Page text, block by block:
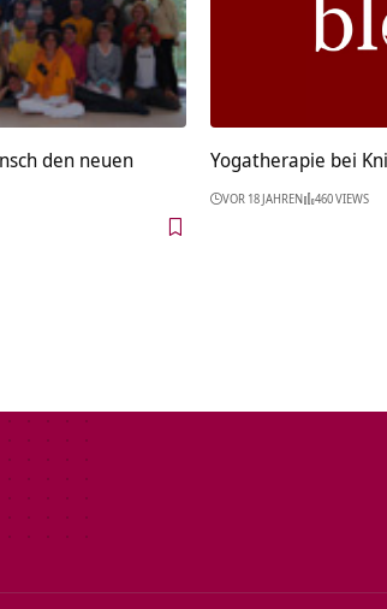
den neuen
Yogatherapie bei
VOR 18 JAHREN 460 VIEWS